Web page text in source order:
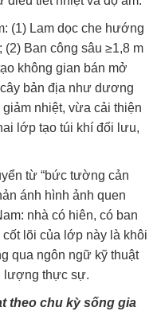
(1) Lam dọc che hướng
Ban công sâu ≥1,8 m
không gian bán mở
bản địa như dương
nhiệt, vừa cải thiện
lớp tạo túi khí đối lưu,
từ “bức tường cản
ánh hình ảnh quen
nhà có hiên, có ban
lõi của lớp này là khôi
qua ngôn ngữ kỹ thuật
lượng thực sự.
theo chu kỳ sống gia